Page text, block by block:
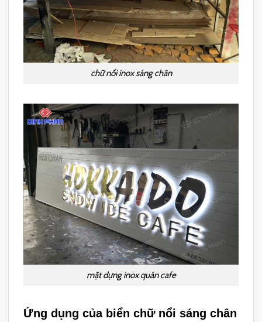
chữ nổi inox sáng chân
mặt dựng inox quán cafe
Ứng dụng của biển chữ nổi sáng chân